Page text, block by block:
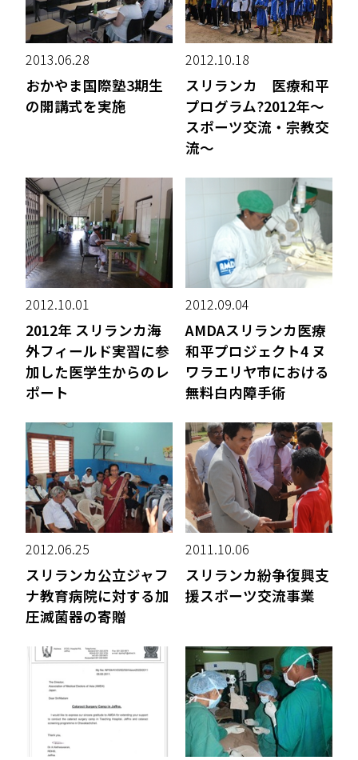
2013.06.28
おかやま国際塾3期生
の開講式を実施
2012.10.18
スリランカ 医療和平
プログラム?2012年〜
スポーツ交流・宗教交
流〜
2012.10.01
2012年 スリランカ海
外フィールド実習に参
加した医学生からのレ
ポート
2012.09.04
AMDAスリランカ医療
和平プロジェクト4 ヌ
ワラエリヤ市における
無料白内障手術
2012.06.25
スリランカ公立ジャフ
ナ教育病院に対する加
圧滅菌器の寄贈
2011.10.06
スリランカ紛争復興支
援スポーツ交流事業